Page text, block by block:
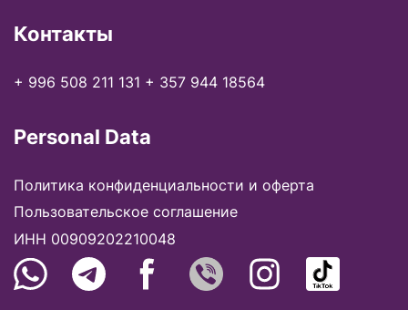
Контакты
+ 996 508 211 131 + 357 944 18564
Personal Data
Политика конфиденциальности и оферта
Пользовательское соглашение
ИНН 00909202210048